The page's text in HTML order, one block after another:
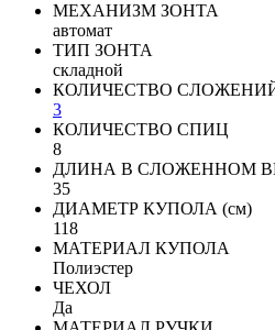
МЕХАНИЗМ ЗОНТА
автомат
ТИП ЗОНТА
складной
КОЛИЧЕСТВО
3
КОЛИЧЕСТВО СПИЦ
8
ДЛИНА В СЛОЖЕННОМ
35
ДИАМЕТР КУПОЛА (см)
118
МАТЕРИАЛ КУПОЛА
Полиэстер
ЧЕХОЛ
Да